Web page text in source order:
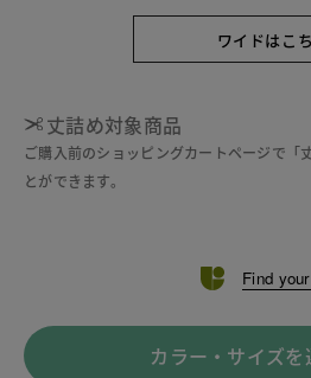
ワイドはこ
丈詰め対象商品
ご購入前のショッピングカートページで「
とができます。
Find
カラー・サイズを